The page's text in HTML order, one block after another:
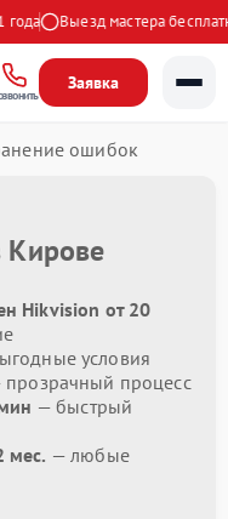
Выезд мастера бесплатно
Заявка
ошибок
Кирове
Hikvision от 20
условия
прозрачный процесс
— быстрый
мес. — любые